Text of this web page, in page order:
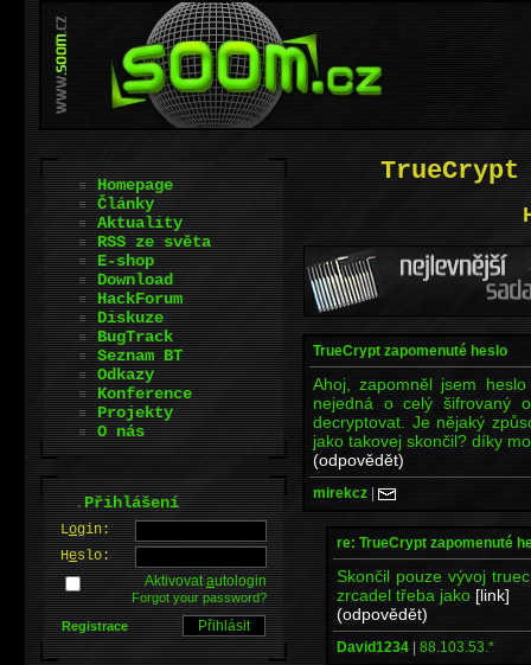
TrueCrypt
TrueCrypt zapomenuté heslo
Ahoj, zapomněl jsem
nejedná o celý šifrovaný
decryptovat. Je nějaký
jako takovej skončil? díky
(odpovědět)
mirekcz |
re: TrueCrypt zapomenuté
Skončil pouze vývoj
zrcadel třeba jako [link]
(odpovědět)
David1234 | 88.103.53.*
Homepage
Články
Aktuality
RSS ze světa
E-shop
Download
HackForum
Diskuze
BugTrack
Seznam BT
Odkazy
Konference
Projekty
O nás
.Přihlášení
Login:
Heslo:
Aktivovatautologin
Forgot your password?
Registrace